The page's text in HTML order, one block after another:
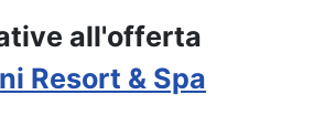
all'offerta
Resort & Spa